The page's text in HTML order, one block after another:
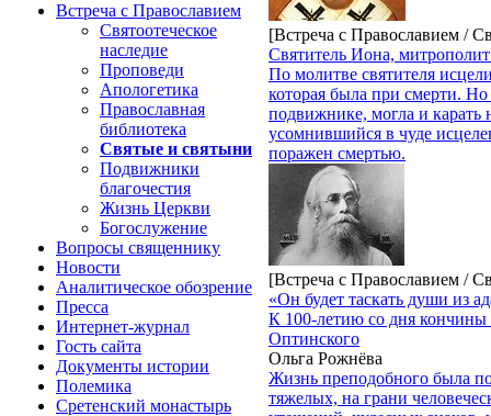
Встреча с Православием
Святоотеческое
наследие
Проповеди
Апологетика
Православная
библиотека
Святые и святыни
Подвижники
благочестия
Жизнь Церкви
Богослужение
Вопросы священнику
Новости
Аналитическое обозрение
Пресса
Интернет-журнал
Гость сайта
Документы истории
Полемика
Сретенский монастырь
[Встреча с Православием /
Святитель Иона,
По молитве святителя
которая была при смерти. Но
подвижнике, могла и карать
усомнившийся в чуде
поражен смертью.
[Встреча с Православием /
«Он будет таскать души из
К 100-летию со дня
Оптинского
Ольга Рожнёва
Жизнь преподобного была
тяжелых, на грани